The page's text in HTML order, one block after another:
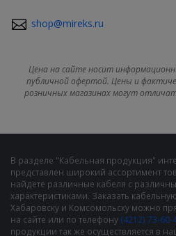
shop@mireks.ru
Цена на сайте носит
публичной офертой. Цены и
розничных магазинах могут
В разделе "Кабельная продукция"
представлен широкий ассортимент
найдете различные кабеля с
характеристиками. Заказать
Хабаровску и Комсомольску можно
на сайте или по телефону (4212) 73-60-
продукции так же осуществляется в